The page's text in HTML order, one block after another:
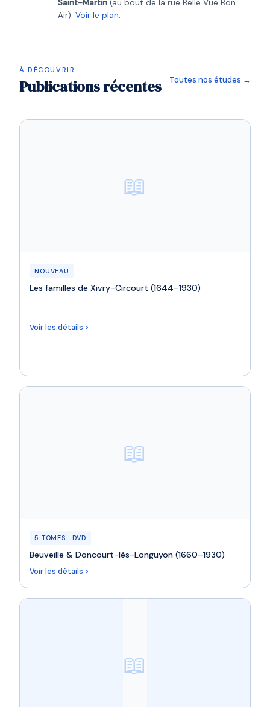
Saint-Martin (au bout de la rue Belle Vue Bon
Air). Voir le plan.
À DÉCOUVRIR
Publications récentes Toutes nos études →
📖
NOUVEAU
Les familles de Xivry-Circourt (1644–1930)
Voir les détails
📖
5 TOMES · DVD
Beuveille & Doncourt-lès-Longuyon (1660–1930)
Voir les détails
📖